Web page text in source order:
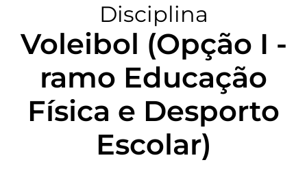
Disciplina
Voleibol (Opção I -
ramo Educação
Física e Desporto
Escolar)